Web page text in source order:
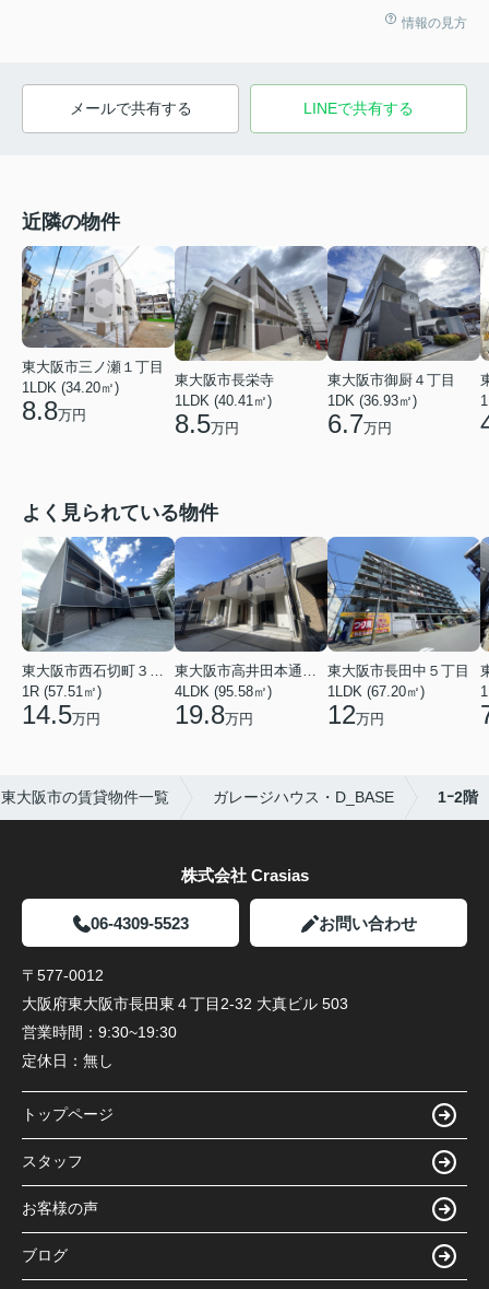
情報の見方
メールで共有する LINEで共有する
近隣の物件
東大阪市三ノ瀬１丁目
1LDK (34.20㎡)
8.8万円
東大阪市長栄寺
1LDK (40.41㎡)
8.5万円
東大阪市御厨４丁目
1DK (36.93㎡)
6.7万円
よく見られている物件
1R (57.51㎡)
14.5万円
4LDK (95.58㎡)
19.8万円
東大阪市長田中５丁目
1LDK (67.20㎡)
12万円
東大阪市の賃貸物件一覧 ガレージハウス・D_BASE 1ｰ2階
株式会社 Crasias
06-4309-5523 お問い合わせ
〒577-0012
大阪府東大阪市長田東４丁目2-32 大真ビル 503
営業時間： 9:30~19:30
定休日： 無し
トップページ
スタッフ
お客様の声
ブログ